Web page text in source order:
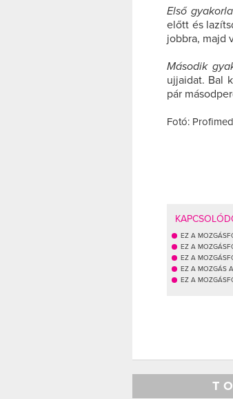
Első
előtt és
jobbra, majd
Második
ujjaidat. Bal
pár
Fotó:
EZ A
EZ A
EZ A
EZ A MOZGÁS
EZ A